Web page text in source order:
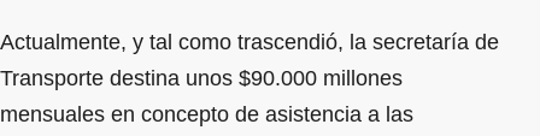
Actualmente, y tal como trascendió, la secretaría de
Transporte destina unos $90.000 millones
mensuales en concepto de asistencia a las